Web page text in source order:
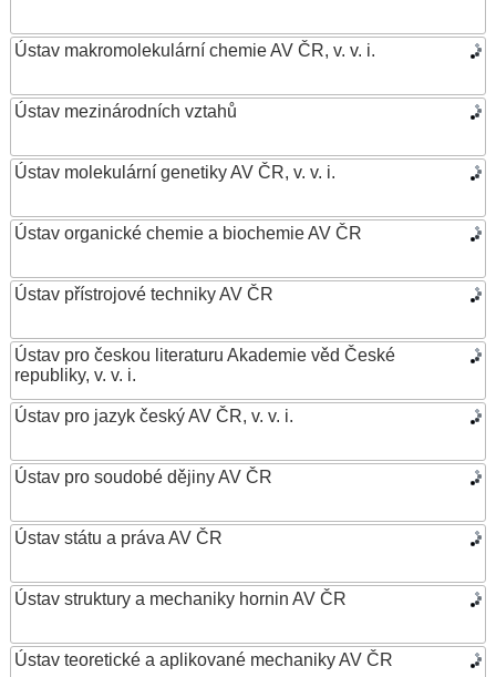
Ústav makromolekulární chemie AV ČR, v. v. i.
Ústav mezinárodních vztahů
Ústav molekulární genetiky AV ČR, v. v. i.
Ústav organické chemie a biochemie AV ČR
Ústav přístrojové techniky AV ČR
Ústav pro českou literaturu Akademie věd České
republiky, v. v. i.
Ústav pro jazyk český AV ČR, v. v. i.
Ústav pro soudobé dějiny AV ČR
Ústav státu a práva AV ČR
Ústav struktury a mechaniky hornin AV ČR
Ústav teoretické a aplikované mechaniky AV ČR